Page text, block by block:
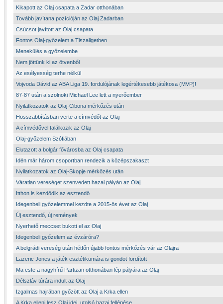
Kikapott az Olaj csapata a Zadar otthonában
Tovább javítana pozícióján az Olaj Zadarban
Csúcsot javított az Olaj csapata
Fontos Olaj-győzelem a Tiszaligetben
Menekülés a győzelembe
Nem jöttünk ki az ötvenből
Az esélyesség terhe nélkül
Vojvoda Dávid az ABA Liga 19. fordulójának legértékesebb játékosa (MVP)!
87-87 után a szolnoki Michael Lee lett a nyerőember
Nyilatkozatok az Olaj-Cibona mérkőzés után
Hosszabbításban verte a címvédőt az Olaj
A címvédővel találkozik az Olaj
Olaj-győzelem Szófiában
Elutazott a bolgár fővárosba az Olaj csapata
Idén már három csoportban rendezik a középszakaszt
Nyilatkozatok az Olaj-Skopje mérkőzés után
Váratlan vereséget szenvedett hazai pályán az Olaj
Itthon is kezdődik az esztendő
Idegenbeli győzelemmel kezdte a 2015-ös évet az Olaj
Új esztendő, új remények
Nyerhető meccset bukott el az Olaj
Idegenbeli győzelem az évzáróra?
A belgrádi vereség után hétfőn újabb fontos mérkőzés vár az Olajra
Lazeric Jones a játék esztétikumára is gondot fordított
Ma este a nagyhírű Partizan otthonában lép pályára az Olaj
Délszláv túrára indult az Olaj
Izgalmas hajrában győzött az Olaj a Krka ellen
A Krka elleni lesz Olaj idei, utolsó hazai fellépése